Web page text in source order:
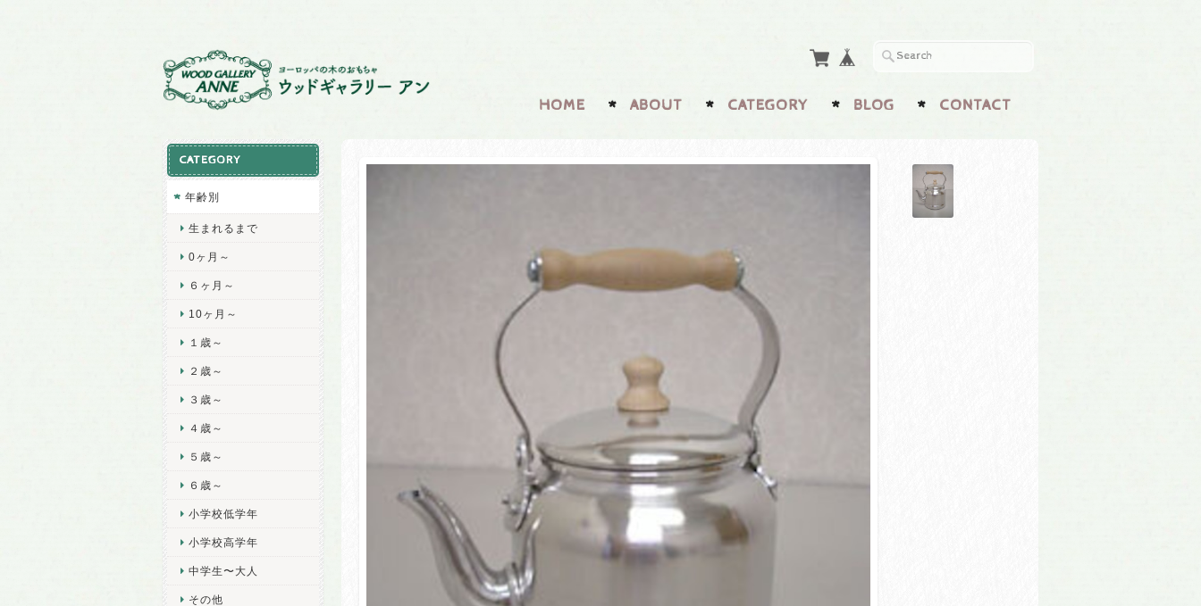
HOME ABOUT CATEGORY BLOG CONTACT
CATEGORY
年齢別
生まれるまで
0ヶ月～
６ヶ月～
10ヶ月～
１歳～
２歳～
３歳～
４歳～
５歳～
６歳～
小学校低学年
小学校高学年
中学生〜大人
その他